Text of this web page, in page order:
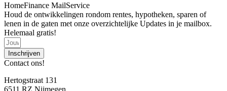
HomeFinance MailService
Houd de ontwikkelingen rondom rentes, hypotheken, sparen of
lenen in de gaten met onze overzichtelijke Updates in je mailbox.
Helemaal gratis!
Inschrijven
Contact ons!
Hertogstraat 131
6511 RZ Nijmegen